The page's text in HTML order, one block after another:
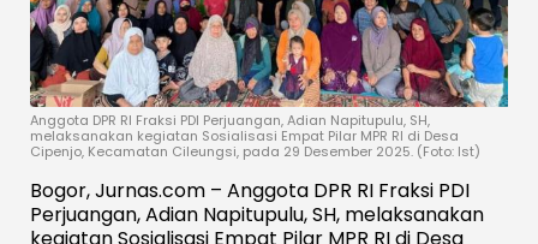
Anggota DPR RI Fraksi PDI Perjuangan, Adian Napitupulu, SH,
melaksanakan kegiatan Sosialisasi Empat Pilar MPR RI di Desa
Cipenjo, Kecamatan Cileungsi, pada 29 Desember 2025. (Foto: Ist)
Bogor, Jurnas.com – Anggota DPR RI Fraksi PDI
Perjuangan,Adian Napitupulu, SH, melaksanakan
kegiatanSosialisasi Empat Pilar MPR RIdi Desa